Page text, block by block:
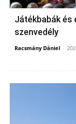
Játékbabák és
szenvedély
Racsmány Dániel -